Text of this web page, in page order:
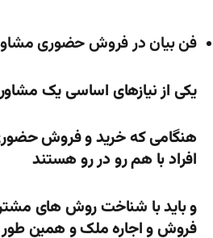
فن بیان در فروش حضوری
یکی از نیازهای اساسی یک
هنگامی که خرید و فروش
افراد با هم رو در رو هستند
و باید با شناخت روش های
فروش و اجاره ملک و همین طور